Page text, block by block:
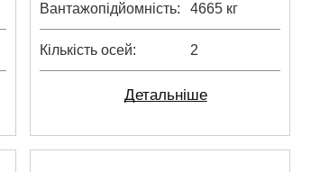
Вантажопідйомність 4665 кг
Кількість осей 2
Детальніше